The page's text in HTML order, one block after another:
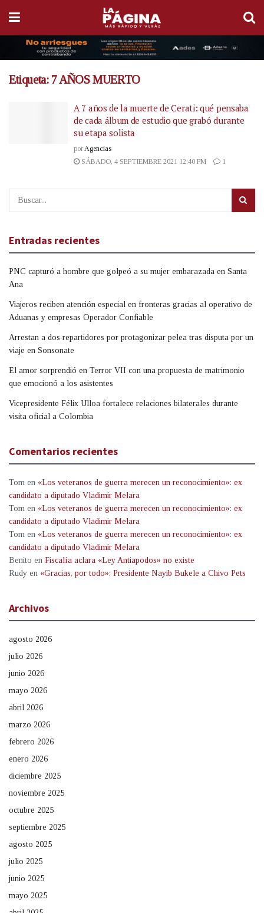
Etiqueta: 7 AÑOS MUERTO
A 7 años de la muerte de Cerati: qué pensaba
de cada álbum de estudio que grabó durante
su etapa solista
por Agencias
SÁBADO, 4 SEPTIEMBRE 2021 12:40 PM
1
Entradas recientes
PNC capturó a hombre que golpeó a su mujer embarazada en Santa
Ana
Viajeros reciben atención especial en fronteras gracias al operativo de
Aduanas y empresas Operador Confiable
Arrestan a dos repartidores por protagonizar pelea tras disputa por un
viaje en Sonsonate
El amor sorprendió en Terror VII con una propuesta de matrimonio
que emocionó a los asistentes
Vicepresidente Félix Ulloa fortalece relaciones bilaterales durante
visita oficial a Colombia
Comentarios recientes
Tom en «Los veteranos de guerra merecen un reconocimiento»: ex
candidato a diputado Vladimir Melara
Tom en «Los veteranos de guerra merecen un reconocimiento»: ex
candidato a diputado Vladimir Melara
Tom en «Los veteranos de guerra merecen un reconocimiento»: ex
candidato a diputado Vladimir Melara
Benito en Fiscalía aclara «Ley Antiapodos» no existe
Rudy en «Gracias, por todo»: Presidente Nayib Bukele a Chivo Pets
Archivos
agosto 2026
julio 2026
junio 2026
mayo 2026
abril 2026
marzo 2026
febrero 2026
enero 2026
diciembre 2025
noviembre 2025
octubre 2025
septiembre 2025
agosto 2025
julio 2025
junio 2025
mayo 2025